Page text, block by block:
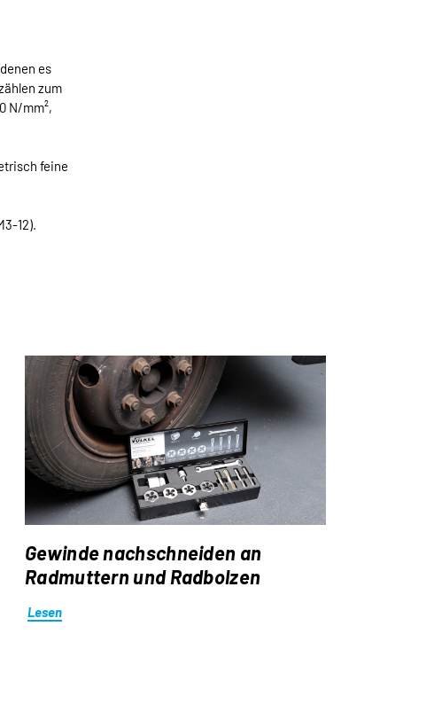
es
zum
N/mm²,
feine
12).
Gewinde nachschneiden an
Radmuttern und Radbolzen
Lesen